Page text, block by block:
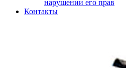
нарушении его прав
Контакты